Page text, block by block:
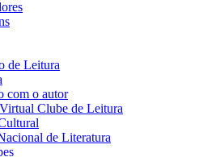
de Leitura
com o autor
Clube de Leitura
de Literatura